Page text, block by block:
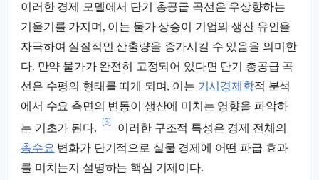
이러한 경제 모델에서 단기 총공급 곡선은 우상향하는
기울기를 가지며, 이는 물가 상승이 기업의 생산 유인을
자극하여 실질적인 산출량을 증가시킬 수 있음을 의미한
다. 만약 물가가 완전히 고정되어 있다면 단기 총공급 곡
선은 수평의 형태를 띠게 되며, 이는 거시경제학적 분석
에서 수요 측면의 변동이 생산에 미치는 영향을 파악하
는 기초가 된다.
[3]
이러한 구조적 특성은 경제 전체의
총수요 변화가 단기적으로 실물 경제에 어떤 파급 효과
를 미치는지 설명하는 핵심 기제이다.